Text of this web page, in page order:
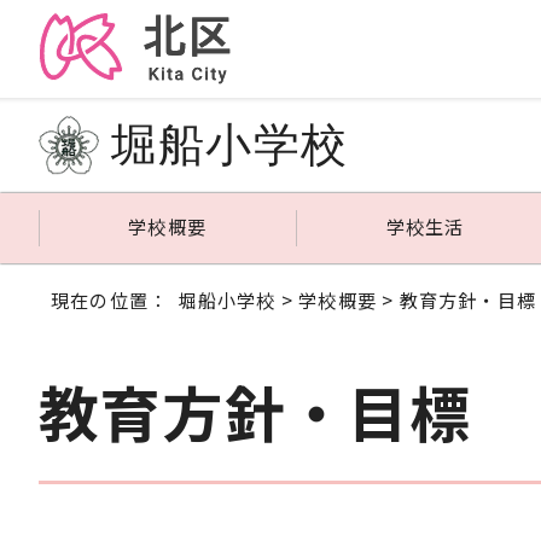
堀船小学校
学校概要 学校生活
現在の位置： 堀船小学校 >学校概要 > 教育方針・目標
教育方針・目標